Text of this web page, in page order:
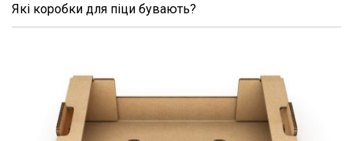
Які коробки для піци бувають?